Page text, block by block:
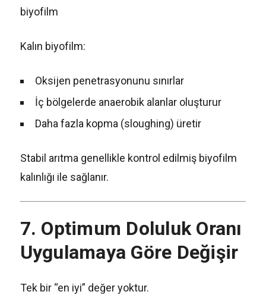
biyofilm
Kalın biyofilm:
Oksijen penetrasyonunu sınırlar
İç bölgelerde anaerobik alanlar oluşturur
Daha fazla kopma (sloughing) üretir
Stabil arıtma genellikle kontrol edilmiş biyofilm
kalınlığı ile sağlanır.
7. Optimum Doluluk Oranı
Uygulamaya Göre Değişir
Tek bir “en iyi” değer yoktur.